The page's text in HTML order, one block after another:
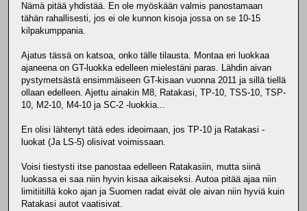
Nämä pitää yhdistää. En ole myöskään valmis panostamaan
tähän rahallisesti, jos ei ole kunnon kisoja jossa on se 10-15
kilpakumppania.
Ajatus tässä on katsoa, onko tälle tilausta. Montaa eri luokkaa
ajaneena on GT-luokka edelleen mielestäni paras. Lähdin aivan
pystymetsästä ensimmäiseen GT-kisaan vuonna 2011 ja sillä tiellä
ollaan edelleen. Ajettu ainakin M8, Ratakasi, TP-10, TSS-10, TSP-
10, M2-10, M4-10 ja SC-2 -luokkia...
En olisi lähtenyt tätä edes ideoimaan, jos TP-10 ja Ratakasi -
luokat (Ja LS-5) olisivat voimissaan.
Voisi tiestysti itse panostaa edelleen Ratakasiin, mutta siinä
luokassa ei saa niin hyvin kisaa aikaiseksi. Autoa pitää ajaa niin
limitiitillä koko ajan ja Suomen radat eivät ole aivan niin hyviä kuin
Ratakasi autot vaatisivat.